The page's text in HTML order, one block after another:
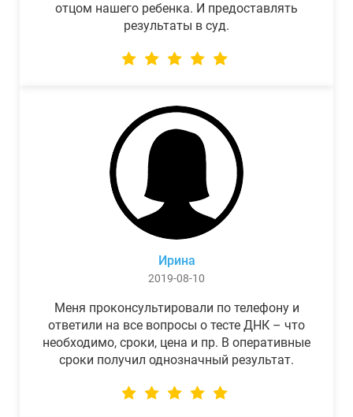
отцом нашего ребенка. И предоставлять
результаты в суд.
Ирина
2019-08-10
Меня проконсультировали по телефону и
ответили на все вопросы о тесте ДНК – что
необходимо, сроки, цена и пр. В оперативные
сроки получил однозначный результат.